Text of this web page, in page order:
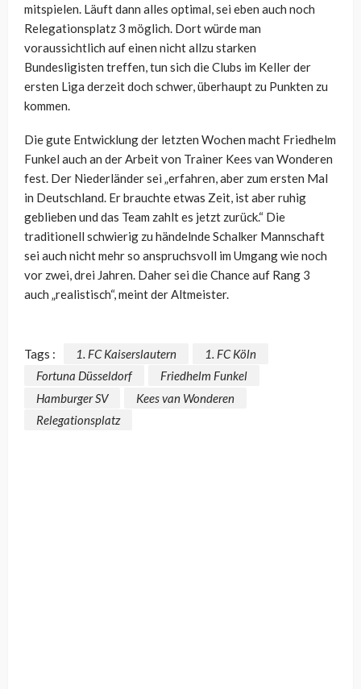
mitspielen. Läuft dann alles optimal, sei eben auch noch
Relegationsplatz 3 möglich. Dort würde man
voraussichtlich auf einen nicht allzu starken
Bundesligisten treffen, tun sich die Clubs im Keller der
ersten Liga derzeit doch schwer, überhaupt zu Punkten zu
kommen.
Die gute Entwicklung der letzten Wochen macht Friedhelm
Funkel auch an der Arbeit von Trainer Kees van Wonderen
fest. Der Niederländer sei „erfahren, aber zum ersten Mal
in Deutschland. Er brauchte etwas Zeit, ist aber ruhig
geblieben und das Team zahlt es jetzt zurück.“ Die
traditionell schwierig zu händelnde Schalker Mannschaft
sei auch nicht mehr so anspruchsvoll im Umgang wie noch
vor zwei, drei Jahren. Daher sei die Chance auf Rang 3
auch „realistisch“, meint der Altmeister.
Tags : 1. FC Kaiserslautern
1. FC Köln
Fortuna Düsseldorf
Friedhelm Funkel
Hamburger SV
Kees van Wonderen
Relegationsplatz